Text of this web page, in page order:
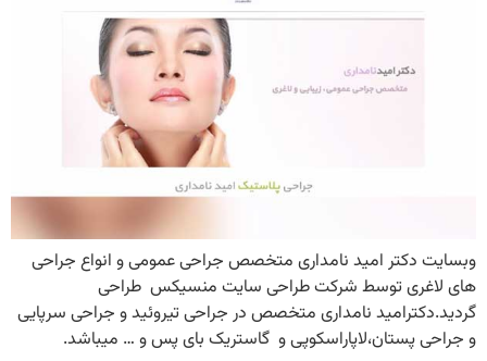
وبسایت دکتر امید نامداری متخصص جراحی عمومی و انواع جراحی
های لاغری توسط شرکت طراحی سایت منسیکس طراحی
گردید.دکترامید نامداری متخصص در جراحی تیروئید و جراحی سرپایی
و جراحی پستان،لاپاراسکوپی و گاستریک بای پس و … میباشد.